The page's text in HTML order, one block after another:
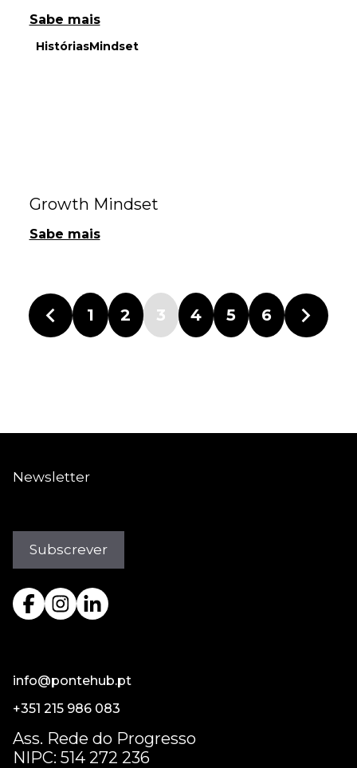
Sabe mais
HistóriasMindset
Growth Mindset
Sabe mais
1 2 3 4 5 6
Newsletter
info@pontehub.pt
+351 215 986 083
Ass. Rede do Progresso
NIPC: 514 272 236